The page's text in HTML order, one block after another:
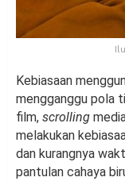
Kebiasaan
mengganggu pola
film, scrolling
melakukan
dan kurangnya
pantulan cahaya